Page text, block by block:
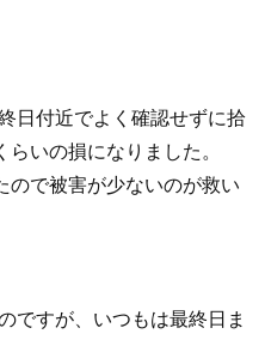
日付近でよく確認せずに拾
いの損になりました。
ので被害が少ないのが救い
ですが、いつもは最終日ま